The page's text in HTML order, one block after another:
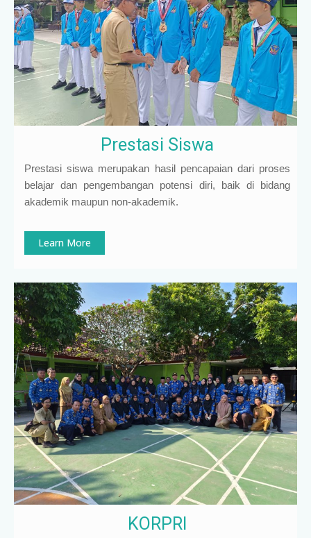
Prestasi Siswa
Prestasi siswa merupakan hasil pencapaian dari proses
belajar dan pengembangan potensi diri, baik di bidang
akademik maupun non-akademik.
Learn More
KORPRI